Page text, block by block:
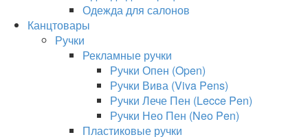
Одежда для салонов
Канцтовары
Ручки
Рекламные ручки
Ручки Опен (Open)
Ручки Вива (Viva Pens)
Ручки Лече Пен (Lecce Pen)
Ручки Нео Пен (Neo Pen)
Пластиковые ручки